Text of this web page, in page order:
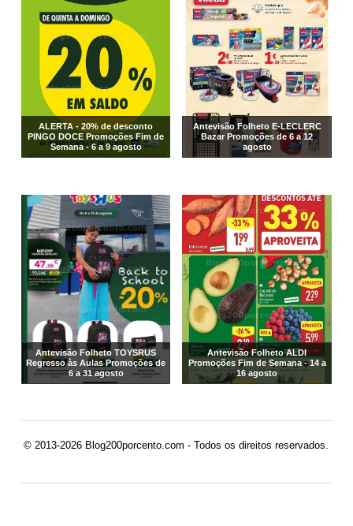
ALERTA - 20% de desconto
PINGO DOCE Promoções Fim de
Semana - 6 a 9 agosto
Antevisão Folheto E-LECLERC
Bazar Promoções de 6 a 12
agosto
Antevisão Folheto TOYSRUS
Regresso às Aulas Promoções de
6 a 31 agosto
Antevisão Folheto ALDI
Promoções Fim de Semana - 14 a
16 agosto
© 2013-2026 Blog200porcento.com - Todos os direitos reservados.